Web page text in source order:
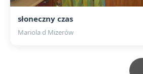
słoneczny czas
Mariola d Mizerów